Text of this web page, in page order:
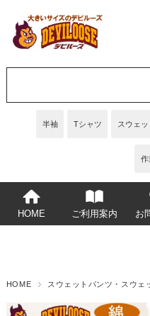
半袖 Tシャツ スウェ
作
HOME ご利用案内 お
HOME スウェットパンツ・スウェ